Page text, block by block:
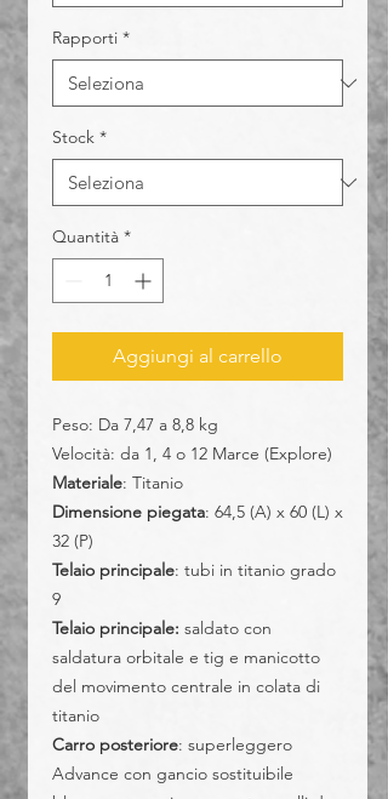
Rapporti *
Stock *
Quantità *
Aggiungi al carrello
Peso: Da 7,47 a 8,8 kg
Velocità: da 1, 4 o 12 Marce (Explore)
Materiale: Titanio
Dimensione piegata: 64,5 (A) x 60 (L) x
32 (P)
Telaio principale: tubi in titanio grado
9
Telaio principale: saldato con
saldatura orbitale e tig e manicotto
del movimento centrale in colata di
titanio
Carro posteriore: superleggero
Advance con gancio sostituibile